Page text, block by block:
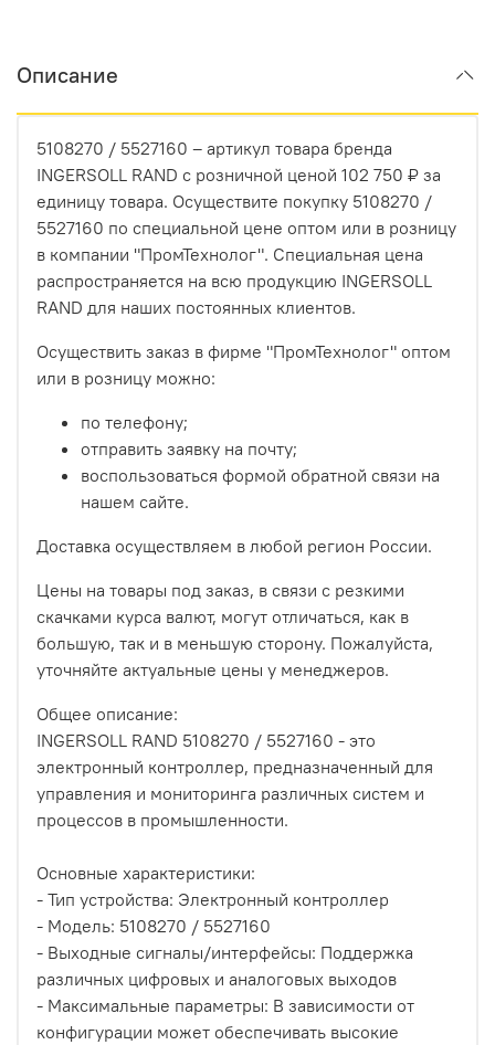
Описание
5108270 / 5527160 – артикул товара бренда
INGERSOLL RAND с розничной ценой 102 750 ₽ за
единицу товара. Осуществите покупку 5108270 /
5527160 по специальной цене оптом или в розницу
в компании "ПромТехнолог". Специальная цена
распространяется на всю продукцию INGERSOLL
RAND для наших постоянных клиентов.
Осуществить заказ в фирме "ПромТехнолог" оптом
или в розницу можно:
по телефону;
отправить заявку на почту;
воспользоваться формой обратной связи на
нашем сайте.
Доставка осуществляем в любой регион России.
Цены на товары под заказ, в связи с резкими
скачками курса валют, могут отличаться, как в
большую, так и в меньшую сторону. Пожалуйста,
уточняйте актуальные цены у менеджеров.
Общее описание:
INGERSOLL RAND 5108270 / 5527160 - это
электронный контроллер, предназначенный для
управления и мониторинга различных систем и
процессов в промышленности.
Основные характеристики:
- Тип устройства: Электронный контроллер
- Модель: 5108270 / 5527160
- Выходные сигналы/интерфейсы: Поддержка
различных цифровых и аналоговых выходов
- Максимальные параметры: В зависимости от
конфигурации может обеспечивать высокие